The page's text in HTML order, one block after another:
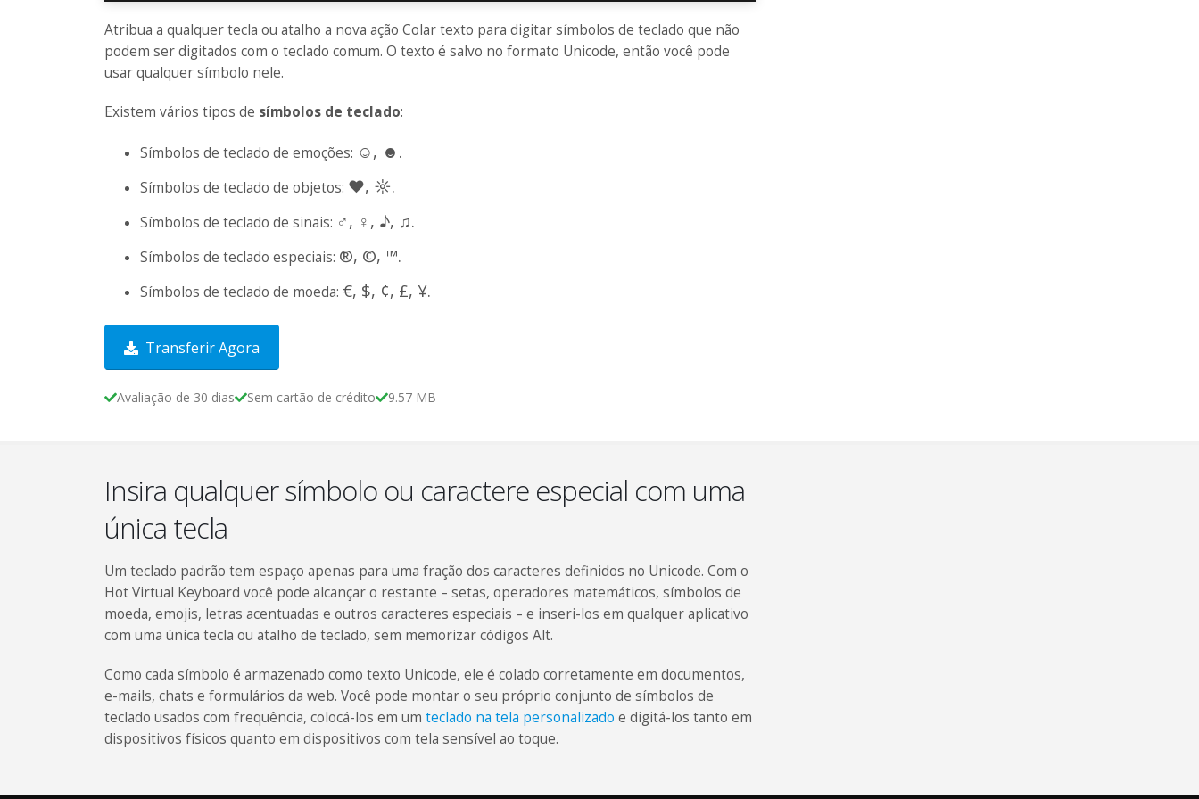
Atribua a qualquer tecla ou atalho a nova ação Colar texto para digitar símbolos de teclado que não
podem ser digitados com o teclado comum. O texto é salvo no formato Unicode, então você pode
usar qualquer símbolo nele.
Existem vários tipos de símbolos de teclado:
Símbolos de teclado de emoções: ☺, ☻.
Símbolos de teclado de objetos: ♥, ☼.
Símbolos de teclado de sinais: ♂, ♀, ♪, ♫.
Símbolos de teclado especiais: ®, ©, ™.
Símbolos de teclado de moeda: €, $, ¢, £, ¥.
Transferir Agora
Avaliação de 30 dias Sem cartão de crédito 9.57 MB
Insira qualquer símbolo ou caractere especial com uma
única tecla
Um teclado padrão tem espaço apenas para uma fração dos caracteres definidos no Unicode. Com o
Hot Virtual Keyboard você pode alcançar o restante – setas, operadores matemáticos, símbolos de
moeda, emojis, letras acentuadas e outros caracteres especiais – e inseri-los em qualquer aplicativo
com uma única tecla ou atalho de teclado, sem memorizar códigos Alt.
Como cada símbolo é armazenado como texto Unicode, ele é colado corretamente em documentos,
e-mails, chats e formulários da web. Você pode montar o seu próprio conjunto de símbolos de
teclado usados com frequência, colocá-los em um teclado na tela personalizado e digitá-los tanto em
dispositivos físicos quanto em dispositivos com tela sensível ao toque.